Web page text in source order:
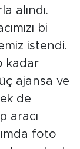
alındı.
bi
istendi.
kadar
ajansa ve
de
aracı
foto